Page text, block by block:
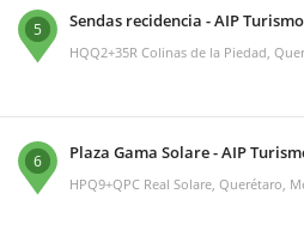
5 Sendas recidencia - AIP Turismo
HQQ2+35R Colinas de la Piedad,
6 Plaza Gama Solare - AIP
HPQ9+QPC Real Solare, Querétaro,